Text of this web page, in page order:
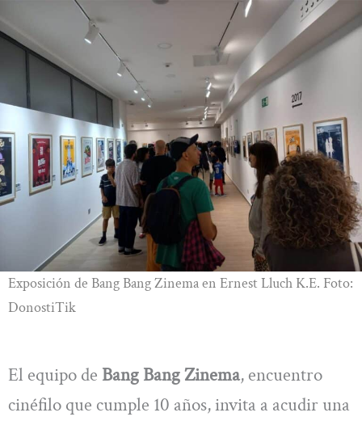
Exposición de Bang Bang Zinema en Ernest Lluch K.E. Foto:
DonostiTik
El equipo de Bang Bang Zinema, encuentro
cinéfilo que cumple 10 años, invita a acudir una